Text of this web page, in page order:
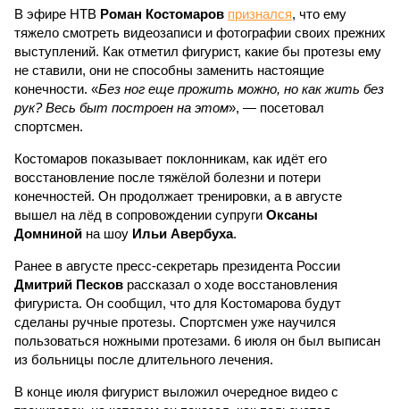
В эфире НТВ Роман Костомаров признался, что ему
тяжело смотреть видеозаписи и фотографии своих прежних
выступлений. Как отметил фигурист, какие бы протезы ему
не ставили, они не способны заменить настоящие
конечности. «Без ног еще прожить можно, но как жить без
рук? Весь быт построен на этом», — посетовал
спортсмен.
Костомаров показывает поклонникам, как идёт его
восстановление после тяжёлой болезни и потери
конечностей. Он продолжает тренировки, а в августе
вышел на лёд в сопровождении супруги Оксаны
Домниной на шоу Ильи Авербуха.
Ранее в августе пресс-секретарь президента России
Дмитрий Песков рассказал о ходе восстановления
фигуриста. Он сообщил, что для Костомарова будут
сделаны ручные протезы. Спортсмен уже научился
пользоваться ножными протезами. 6 июля он был выписан
из больницы после длительного лечения.
В конце июля фигурист выложил очередное видео с